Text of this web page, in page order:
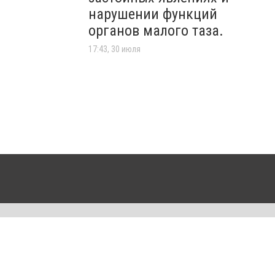
нарушении функций
органов малого таза.
17:43, 30 июля